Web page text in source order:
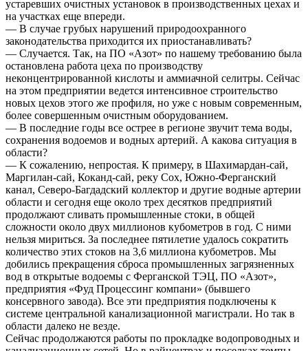
устаревших очистных установок в производственных цехах и
на участках еще впереди.
— В случае грубых нарушений природоохранного
законодательства приходится их приостанавливать?
— Случается. Так, на ПО «Азот» по нашему требованию была
остановлена работа цеха по производству
неконцентрированной кислоты и аммиачной селитры. Сейчас
на этом предприятии ведется интенсивное строительство
новых цехов этого же профиля, но уже с новым современным,
более совершенным очистным оборудованием.
— В последние годы все острее в регионе звучит тема воды,
сохранения водоемов и водных артерий. А какова ситуация в
области?
— К сожалению, непростая. К примеру, в Шахимардан-сай,
Маргилан-сай, Коканд-сай, реку Сох, Южно-Ферганский
канал, Северо-Багдадский коллектор и другие водные артерии
области и сегодня еще около трех десятков предприятий
продолжают сливать промышленные стоки, в общей
сложности около двух миллионов кубометров в год. С ними
нельзя мириться. За последнее пятилетие удалось сократить
количество этих стоков на 3,6 миллиона кубометров. Мы
добились прекращения сброса промышленных загрязненных
вод в открытые водоемы с Ферганской ТЭЦ, ПО «Азот»,
предприятия «Фуд Процессинг компани» (бывшего
консервного завода). Все эти предприятия подключены к
системе центральной канализационной магистрали. Но так в
области далеко не везде.
Сейчас продолжаются работы по прокладке водопроводных и